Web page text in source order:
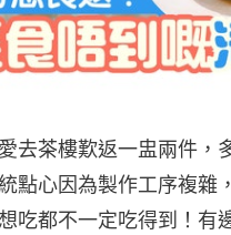
去茶樓歎返一盅兩件，
點心因為製作工序複雜
吃都不一定吃得到！有